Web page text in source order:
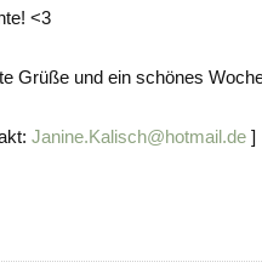
<3
Grüße und ein schönes
Janine.Kalisch@hotmail.de ]